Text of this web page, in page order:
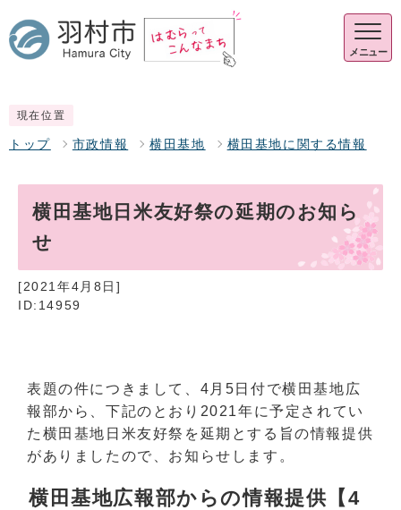
メニュー
現在位置
トップ 市政情報 横田基地 横田基地に関する情報
横田基地日米友好祭の延期のお知ら
せ
[2021年4月8日]
ID:14959
表題の件につきまして、4月5日付で横田基地広
報部から、下記のとおり2021年に予定されてい
た横田基地日米友好祭を延期とする旨の情報提供
がありましたので、お知らせします。
横田基地広報部からの情報提供【4